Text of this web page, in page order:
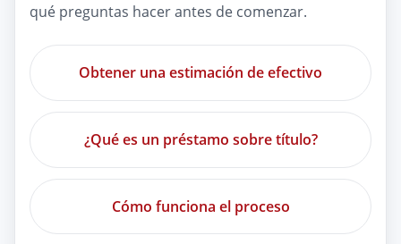
qué preguntas hacer antes de comenzar.
Obtener una estimación de efectivo
¿Qué es un préstamo sobre título?
Cómo funciona el proceso